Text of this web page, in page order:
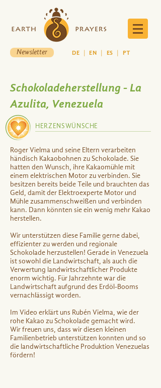
Newsletter DE |EN ES PT
Schokoladeherstellung - La
Azulita, Venezuela
HERZENSWÜNSCHE
Roger Vielma und seine Eltern verarbeiten
händisch Kakaobohnen zu Schokolade. Sie
hatten den Wunsch, ihre Kakaomühle mit
einem elektrischen Motor zu verbinden. Sie
besitzen bereits beide Teile und brauchten das
Geld, damit der Elektroexperte Motor und
Mühle zusammenschweißen und verbinden
kann. Dann könnten sie ein wenig mehr Kakao
herstellen.
Wir unterstützen diese Familie gerne dabei,
effizienter zu werden und regionale
Schokolade herzustellen! Gerade in Venezuela
ist sowohl die Landwirtschaft, als auch die
Verwertung landwirtschaftlicher Produkte
enorm wichtig. Für Jahrzehnte war die
Landwirtschaft aufgrund des Erdöl-Booms
vernachlässigt worden.
Im Video erklärt uns Rubén Vielma, wie der
rohe Kakao zu Schokolade gemacht wird.
Wir freuen uns, dass wir diesen kleinen
Familienbetrieb unterstützen konnten und so
die landwirtschaftliche Produktion Venezuelas
fördern!